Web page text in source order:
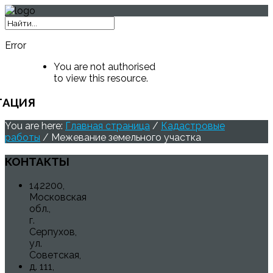
Error
You are not authorised
to view this resource.
You are here: Главная страница / Кадастровые
работы / Межевание земельного участка
КОНТАКТЫ
142200,
Московская
обл.,
г.
Серпухов,
ул.
Советская,
д. 111,